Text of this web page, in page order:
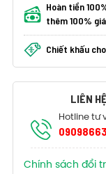
Hoàn tiền
thêm 100%
Chiết khấu
LIÊN
Hotline tư
Chính sách đổi